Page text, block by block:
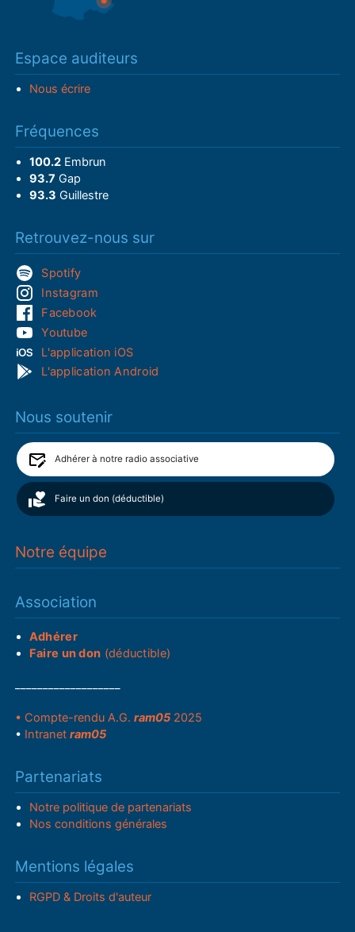
Espace auditeurs
Nous écrire
Fréquences
100.2Embrun
93.7 Gap
93.3 Guillestre
Retrouvez-nous sur
Spotify
Instagram
Facebook
Youtube
L'application iOS
L'application Android
Nous soutenir
Adhérer à notre radio associative
Faire un don (déductible)
Notre équipe
Association
Adhérer
Faire un don (déductible)
• Compte-rendu A.G.ram05 2025
• Intranetram05
Partenariats
Notre politique de partenariats
Nos conditions générales
Mentions légales
RGPD & Droits d'auteur